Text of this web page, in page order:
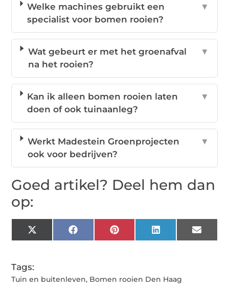
Welke machines gebruikt een
specialist voor bomen rooien?
▼
Wat gebeurt er met het groenafval
na het rooien?
▼
Kan ik alleen bomen rooien laten
doen of ook tuinaanleg?
▼
Werkt Madestein Groenprojecten
ook voor bedrijven?
▼
Goed artikel? Deel hem dan
op:
X
(Twitter)
FacebookPinterestLinkedIn Email
Tags:
Tuin en buitenleven, Bomen rooien Den Haag